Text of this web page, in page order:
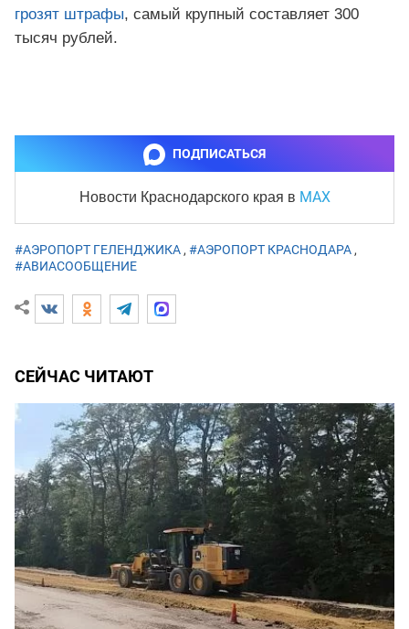
грозят штрафы, самый крупный составляет 300
тысяч рублей.
ПОДПИСАТЬСЯ
Новости Краснодарского края в MAX
#АЭРОПОРТ ГЕЛЕНДЖИКА , #АЭРОПОРТ КРАСНОДАРА ,
#АВИАСООБЩЕНИЕ
СЕЙЧАС ЧИТАЮТ